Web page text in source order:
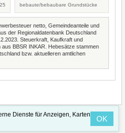
bebaute/bebaubare Grundstücke
netto, Gemeindeanteile und
der Regionaldatenbank Deutschland
Steuerkraft, Kaufkraft und
BBSR INKAR. Hebesätze stammen
bzw. aktuelleren amtlichen
Dienste für Anzeigen, Karten
OK